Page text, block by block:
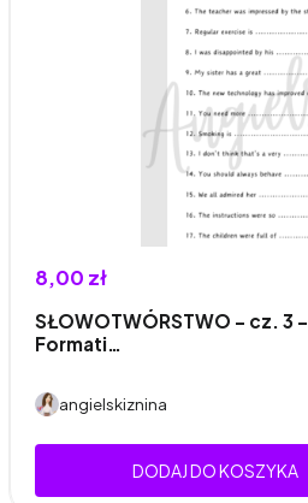
8,00 zł
SŁOWOTWÓRSTWO - cz. 3
Formati…
angielskiznina
DODAJ DO KOSZYKA